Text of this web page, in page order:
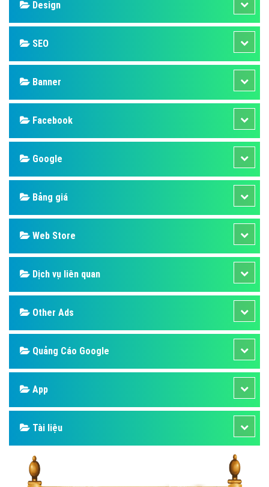
Design
SEO
Banner
Facebook
Google
Bảng giá
Web Store
Dịch vụ liên quan
Other Ads
Quảng Cáo Google
App
Tài liệu